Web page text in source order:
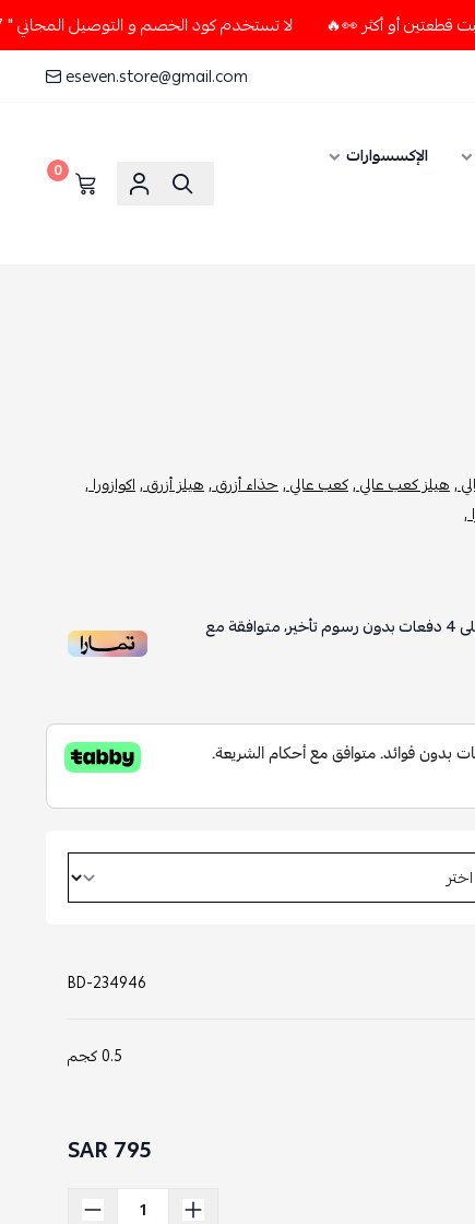
لا تستخدم كود الخصم و التوصيل المجاني " N7 " إلا إذا طلبت قطعتين أو أكثر 👀🔥
eseven.store@gmail.com
الإكسسوارات
0
,هيلز كعب عالي ,كعب عالي ,حذاء أزرق ,هيلز أزرق ,اكوازورا ,
,
4دفعات بدون رسوم تأخير، متوافقة مع
BD-234946
0.5 كجم
795 SAR